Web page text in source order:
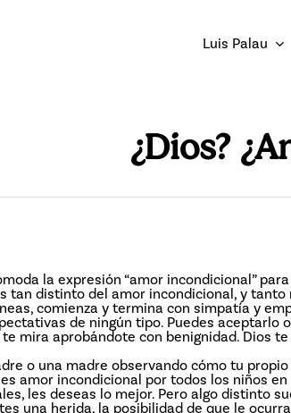
Luis Palau
¿Dios?
la expresión “amor incondicional”
tan distinto del amor incondicional, y tanto
comienza y termina con simpatía y
de ningún tipo. Puedes aceptarlo
mira aprobándote con benignidad. Dios
o una madre observando cómo tu
amor incondicional por todos los niños
les deseas lo mejor. Pero algo distinto
una herida, la posibilidad de que le